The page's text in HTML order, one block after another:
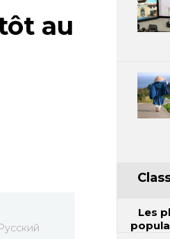
au
Les